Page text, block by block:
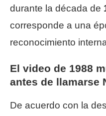
durante la década de
corresponde a una
reconocimiento
El video de 1988
antes de llamarse
De acuerdo con la